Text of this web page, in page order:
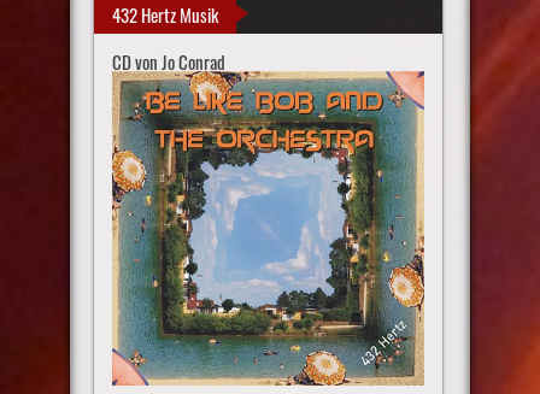
432 Hertz Musik
CD von Jo Conrad